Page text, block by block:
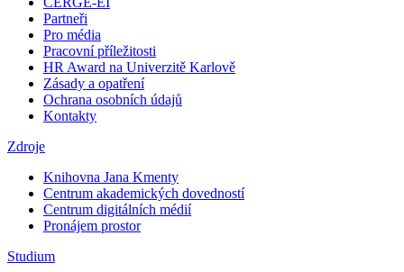
Partneři
Pro média
Pracovní příležitosti
HR Award na Univerzitě Karlově
Zásady a opatření
Ochrana osobních údajů
Kontakty
Zdroje
Knihovna Jana Kmenty
Centrum akademických dovedností
Centrum digitálních médií
Pronájem prostor
Studium